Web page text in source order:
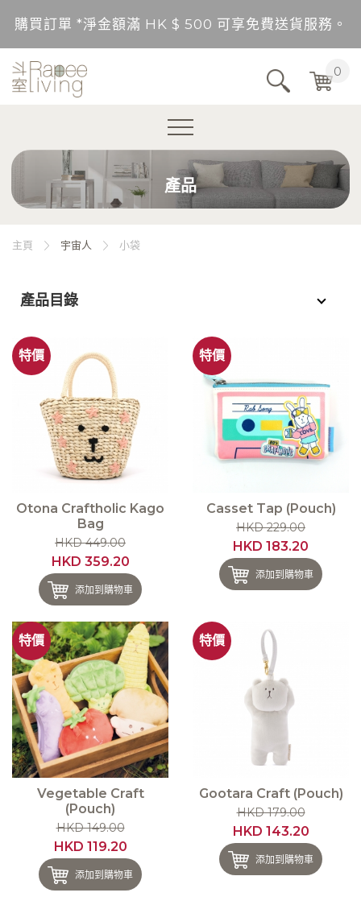
購買訂單 *淨金額滿 HK $ 500 可享免費送貨服務。
送貨範圍：香港，九龍，新界（東涌，愉景灣，離島
購買訂單 *淨金額滿 HK $ 500 可享免費送貨服務。
購買訂單 *淨金額未滿 HK $ 500，需另加 HK$ 50
0
產品
主頁 宇宙人 小袋
產品目錄
特價
Otona Craftholic Kago
Bag
HKD 449.00
HKD 359.20
添加到購物車
特價
Casset Tap (Pouch)
HKD 229.00
HKD 183.20
添加到購物車
特價
Vegetable Craft
(Pouch)
HKD 149.00
HKD 119.20
添加到購物車
特價
Gootara Craft (Pouch)
HKD 179.00
HKD 143.20
添加到購物車